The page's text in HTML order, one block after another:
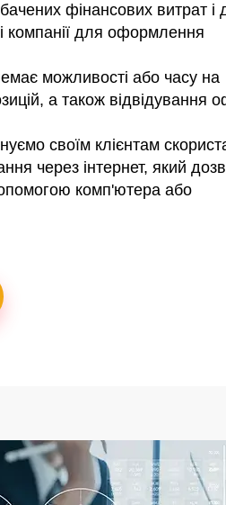
фінансових витрат і
компанії для оформлення
можливості або часу на
а також відвідування
своїм клієнтам
через інтернет, який
комп'ютера або